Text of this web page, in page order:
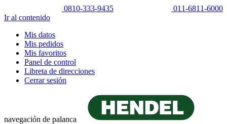
0810-333-9435
011-6811-6000
Ir al contenido
Mis datos
Mis pedidos
Mis favoritos
Panel de control
Libreta de direcciones
Cerrar sesión
navegación de palanca